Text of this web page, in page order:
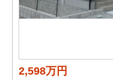
2,598万円